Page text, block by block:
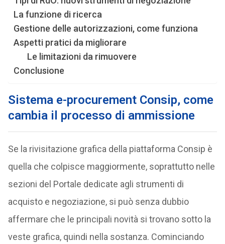
La funzione di ricerca
Gestione delle autorizzazioni, come funziona
Aspetti pratici da migliorare
Le limitazioni da rimuovere
Conclusione
Sistema e-procurement Consip, come
cambia il processo di ammissione
Se la rivisitazione grafica della piattaforma Consip è
quella che colpisce maggiormente, soprattutto nelle
sezioni del Portale dedicate agli strumenti di
acquisto e negoziazione, si può senza dubbio
affermare che le principali novità si trovano sotto la
veste grafica, quindi nella sostanza. Cominciando